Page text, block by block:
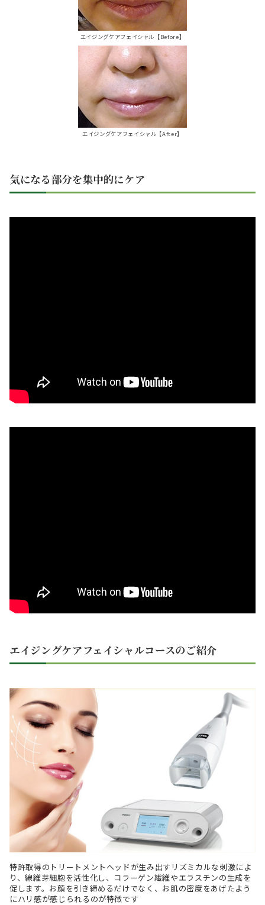
エイジングケアフェイシャル【Before】
エイジングケアフェイシャル【After】
気になる部分を集中的にケア
エイジングケアフェイシャルコースのご紹介
特許取得のトリートメントヘッドが生み出すリズミカルな刺激によ
り、線維芽細胞を活性化し、コラーゲン繊維やエラスチンの生成を
促します。お顔を引き締めるだけでなく、お肌の密度をあげたよう
にハリ感が感じられるのが特徴です